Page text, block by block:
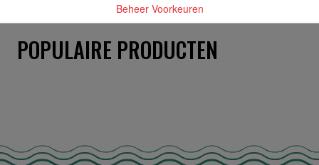
POPULAIRE PRODUCTEN
Beheer Voorkeuren